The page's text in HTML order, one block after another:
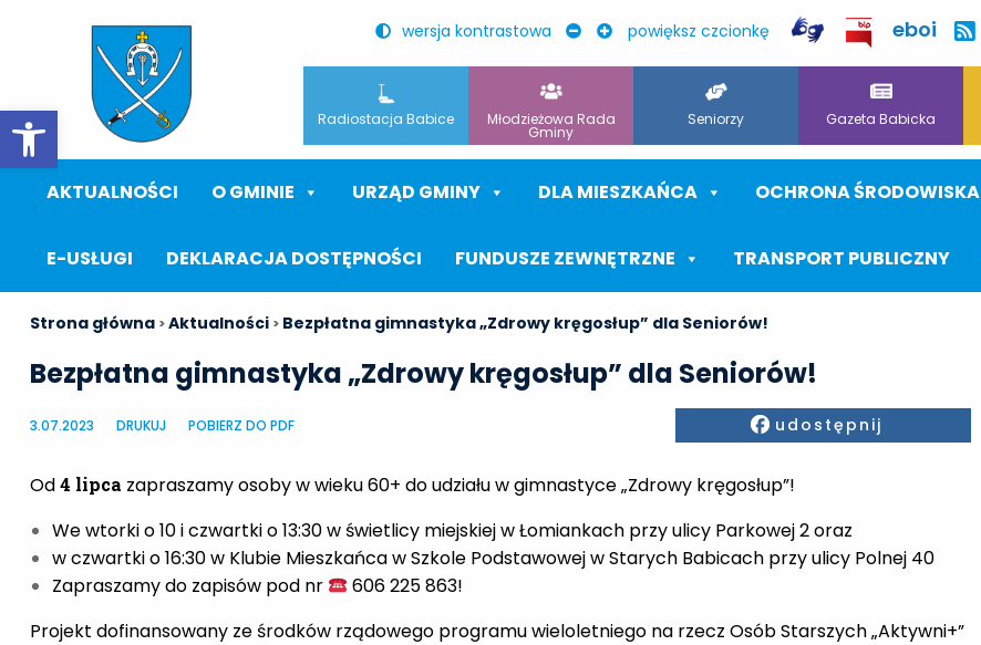
Otwórz pasek narzędzi
wersja kontrastowa powiększ czcionkę eboi
Radiostacja Babice Młodzieżowa Rada
Gminy
Seniorzy Gazeta Babicka
AKTUALNOŚCI O GMINIE URZĄD GMINY DLA MIESZKAŃCA OCHRONA ŚRODOWISKA
E-USŁUGI DEKLARACJA DOSTĘPNOŚCI FUNDUSZE ZEWNĘTRZNE TRANSPORT PUBLICZNY
Strona główna >Aktualności > Bezpłatna gimnastyka „Zdrowy kręgosłup” dla Seniorów!
Bezpłatna gimnastyka „Zdrowy kręgosłup” dla Seniorów!
3.07.2023 DRUKUJ POBIERZ DO PDF Facebook
udostępnij
Od4 lipca zapraszamy osoby w wieku 60+ do udziału w gimnastyce „Zdrowy kręgosłup”!
We wtorki o 10 i czwartki o 13:30 w świetlicy miejskiej w Łomiankach przy ulicy Parkowej 2 oraz
w czwartki o 16:30 w Klubie Mieszkańca w Szkole Podstawowej w Starych Babicach przy ulicy Polnej 40
Zapraszamy do zapisów pod nr
606 225 863!
Projekt dofinansowany ze środków rządowego programu wieloletniego na rzecz Osób Starszych „Aktywni+”